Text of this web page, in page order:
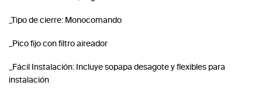
_Tipo de cierre: Monocomando
_Pico fijo con filtro aireador
_Fácil Instalación: Incluye sopapa desagote y flexibles para
instalación